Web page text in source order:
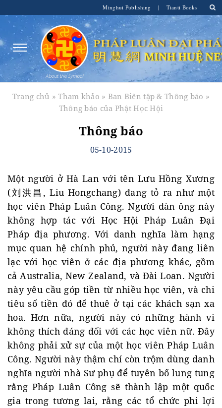
Minghui Publishing | Tianti Books
Trang chủ »Tham khảo » Ban Biên tập & Thông báo »
Thông báo của Phật Học Hội
Thông báo
05-10-2015
Một người ở Hà Lan với tên Lưu Hồng Xương
(刘洪昌, Liu Hongchang) đang tỏ ra như một
học viên Pháp Luân Công. Người đàn ông này
không hợp tác với Học Hội Pháp Luân Đại
Pháp địa phương. Với danh nghĩa làm hạng
mục quan hệ chính phủ, người này đang liên
lạc với học viên ở các địa phương khác, gồm
cả Australia, New Zealand, và Đài Loan. Người
này yêu cầu góp tiền từ nhiều học viên, và chi
tiêu số tiền đó để thuê ở tại các khách sạn xa
hoa. Hơn nữa, người này có những hành vi
không thích đáng đối với các học viên nữ. Đây
không phải xử sự của một học viên Pháp Luân
Công. Người này thậm chí còn trộm dùng danh
nghĩa người nhà Sư phụ để tuyên bố lung tung
rằng Pháp Luân Công sẽ thành lập một quốc
gia trong tương lai, rằng các tổ chức phi lợi